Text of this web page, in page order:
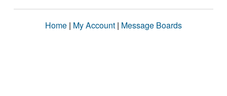
Home | My Account | Message Boards